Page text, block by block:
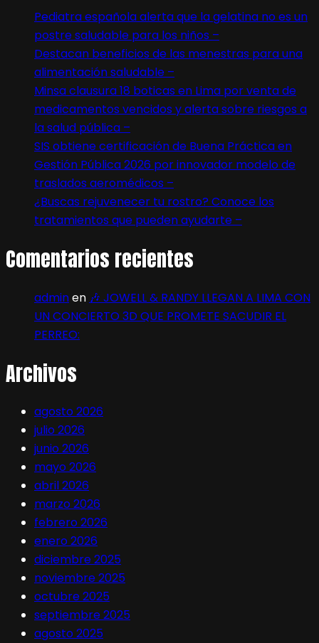
Pediatra española alerta que la gelatina no es un
postre saludable para los niños –
Destacan beneficios de las menestras para una
alimentación saludable –
Minsa clausura 18 boticas en Lima por venta de
medicamentos vencidos y alerta sobre riesgos a
la salud pública –
SIS obtiene certificación de Buena Práctica en
Gestión Pública 2026 por innovador modelo de
traslados aeromédicos –
¿Buscas rejuvenecer tu rostro? Conoce los
tratamientos que pueden ayudarte –
Comentarios recientes
adminen 🎶 JOWELL & RANDY LLEGAN A LIMA CON
UN CONCIERTO 3D QUE PROMETE SACUDIR EL
PERREO:
Archivos
agosto 2026
julio 2026
junio 2026
mayo 2026
abril 2026
marzo 2026
febrero 2026
enero 2026
diciembre 2025
noviembre 2025
octubre 2025
septiembre 2025
agosto 2025